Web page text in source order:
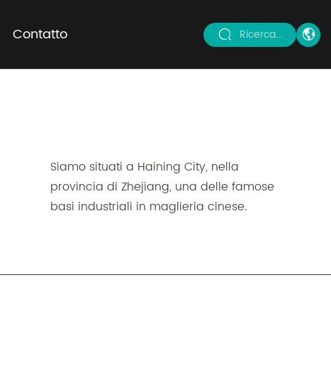
Contatto Ricerca...
Siamo situati a Haining City, nella
provincia di Zhejiang, una delle famose
basi industriali in maglieria cinese.